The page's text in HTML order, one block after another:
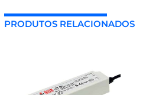
PRODUTOS RELACIONADOS